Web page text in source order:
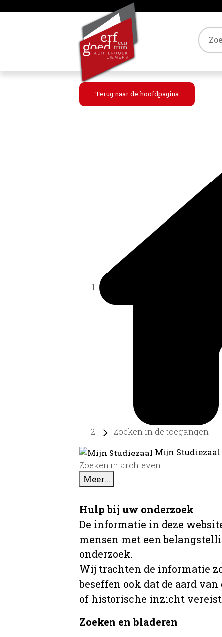
Terug naar de hoofdpagina
Zoeken in de toegangen
Mijn
Zoeken in archieven
Meer...
Hulp bij uw onderzoek
De informatie in deze
mensen met een
onderzoek.
Wij trachten de informatie
beseffen ook dat de aard
of historische inzicht
Zoeken en bladeren